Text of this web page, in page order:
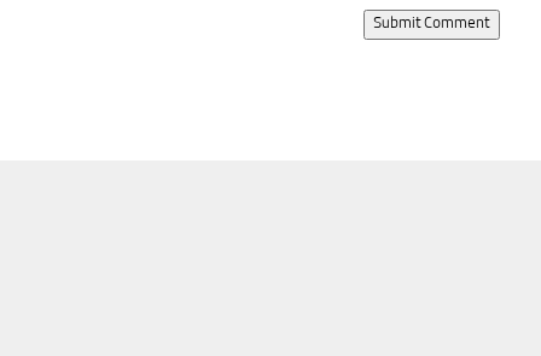
Submit Comment